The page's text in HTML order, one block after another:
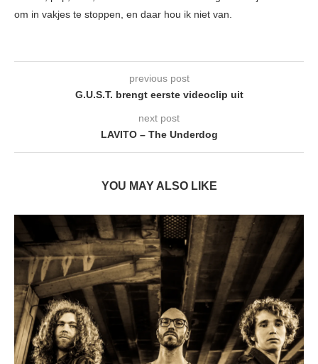
om in vakjes te stoppen, en daar hou ik niet van.
previous post
G.U.S.T. brengt eerste videoclip uit
next post
LAVITO – The Underdog
YOU MAY ALSO LIKE